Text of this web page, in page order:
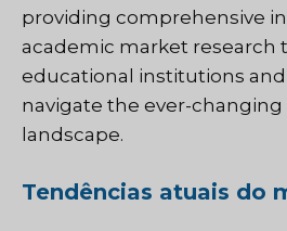
providing comprehensive
academic market research
educational institutions
navigate the ever-
landscape.
Tendências atuais do